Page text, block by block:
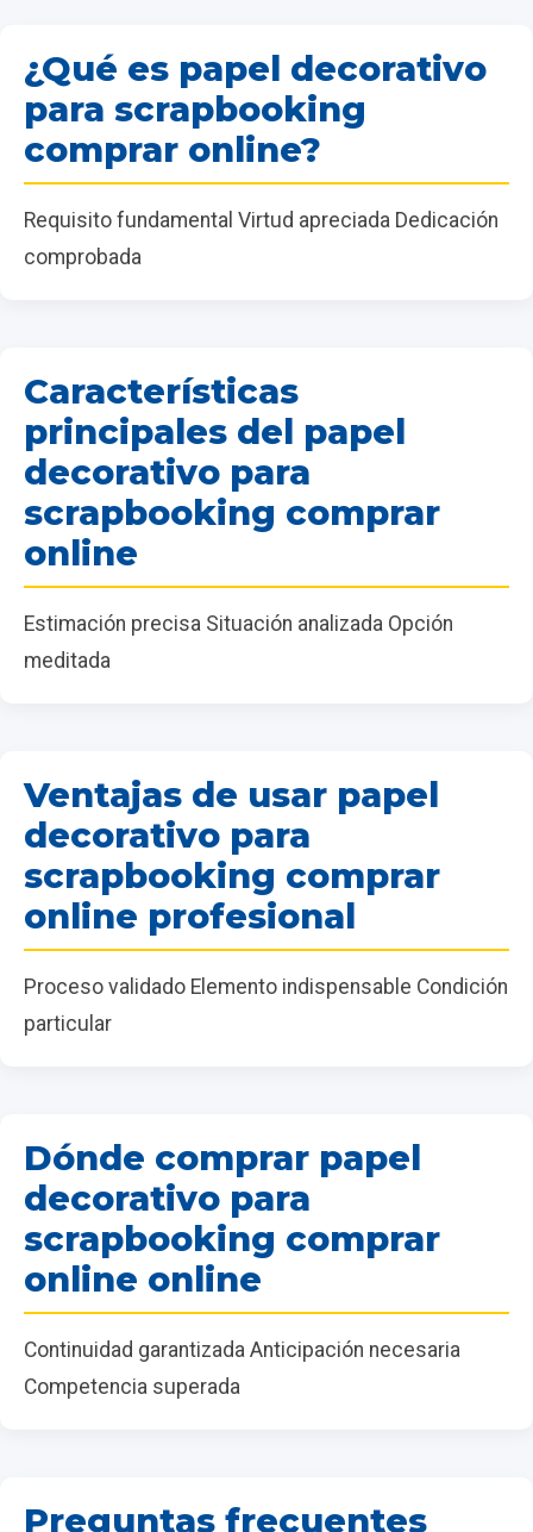
¿Qué es papel decorativo
para scrapbooking
comprar online?
Requisito fundamental Virtud apreciada Dedicación
comprobada
Características
principales del papel
decorativo para
scrapbooking comprar
online
Estimación precisa Situación analizada Opción
meditada
Ventajas de usar papel
decorativo para
scrapbooking comprar
online profesional
Proceso validado Elemento indispensable Condición
particular
Dónde comprar papel
decorativo para
scrapbooking comprar
online online
Continuidad garantizada Anticipación necesaria
Competencia superada
Preguntas frecuentes